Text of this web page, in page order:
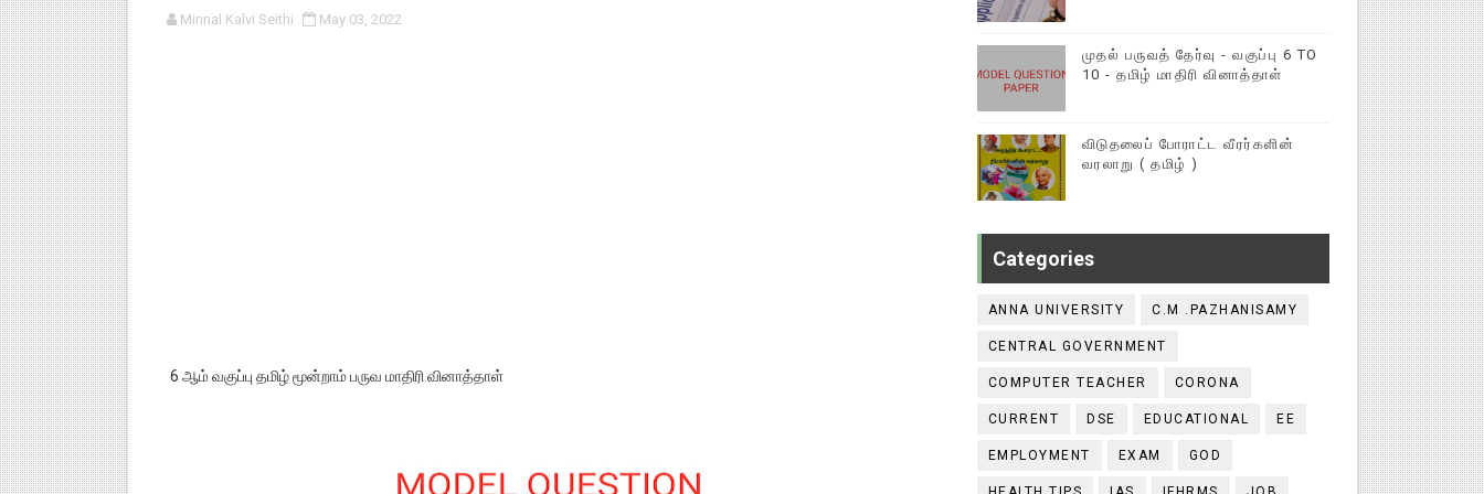
பள்ளி காலை வழிபாட்டுச் செயல்பாடுகள் - டிசம்பர் 17
Minnal Kalvi Seithi May 03, 2022
6 ஆம் வகுப்பு தமிழ் மூன்றாம் பருவ மாதிரி வினாத்தாள்
முதல் பருவத் தேர்வு - வகுப்பு 6 TO
10 - தமிழ் மாதிரி வினாத்தாள்
விடுதலைப் போராட்ட வீரர்களின்
வரலாறு ( தமிழ் )
Categories
ANNA UNIVERSITY C.M .PAZHANISAMY
CENTRAL GOVERNMENT
COMPUTER TEACHER CORONA
CURRENT DSE EDUCATIONAL EE
EMPLOYMENT EXAM GOD